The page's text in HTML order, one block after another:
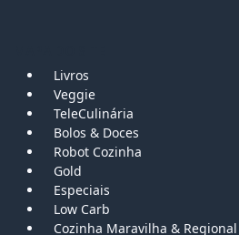
Livros
Veggie
TeleCulinária
Bolos & Doces
Robot Cozinha
Gold
Especiais
Low Carb
Cozinha Maravilha & Regional